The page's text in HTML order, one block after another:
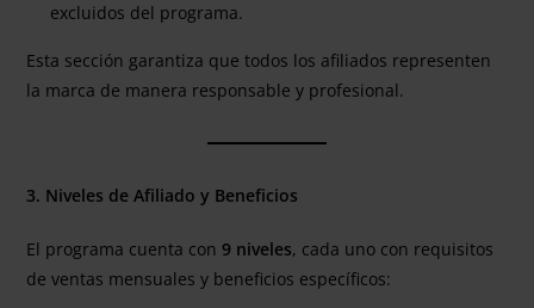
excluidos del programa.
Esta sección garantiza que todos los afiliados representen
la marca de manera responsable y profesional.
3. Niveles de Afiliado y Beneficios
El programa cuenta con9 niveles, cada uno con requisitos
de ventas mensuales y beneficios específicos: